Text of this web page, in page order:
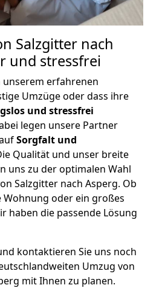
Salzgitter nach
und stressfrei
unserem erfahrenen
Umzüge oder dass ihre
und stressfrei
legen unsere Partner
Sorgfalt und
Qualität und unser breite
uns zu der optimalen Wahl
Salzgitter nach Asperg. Ob
Wohnung oder ein großes
haben die passende Lösung
kontaktieren Sie uns noch
Umzug von
mit Ihnen zu planen.